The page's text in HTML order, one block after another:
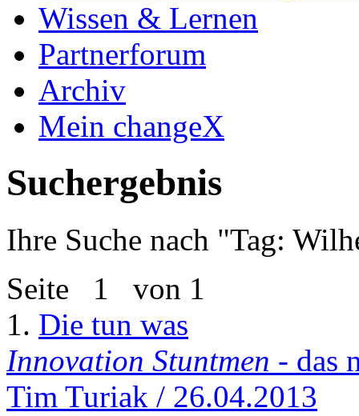
Wissen & Lernen
Partnerforum
Archiv
Mein changeX
Suchergebnis
Ihre Suche nach "Tag:
Seite 1 von 1
1. Die tun was
Innovation Stuntmen - das
Tim Turiak / 26.04.2013